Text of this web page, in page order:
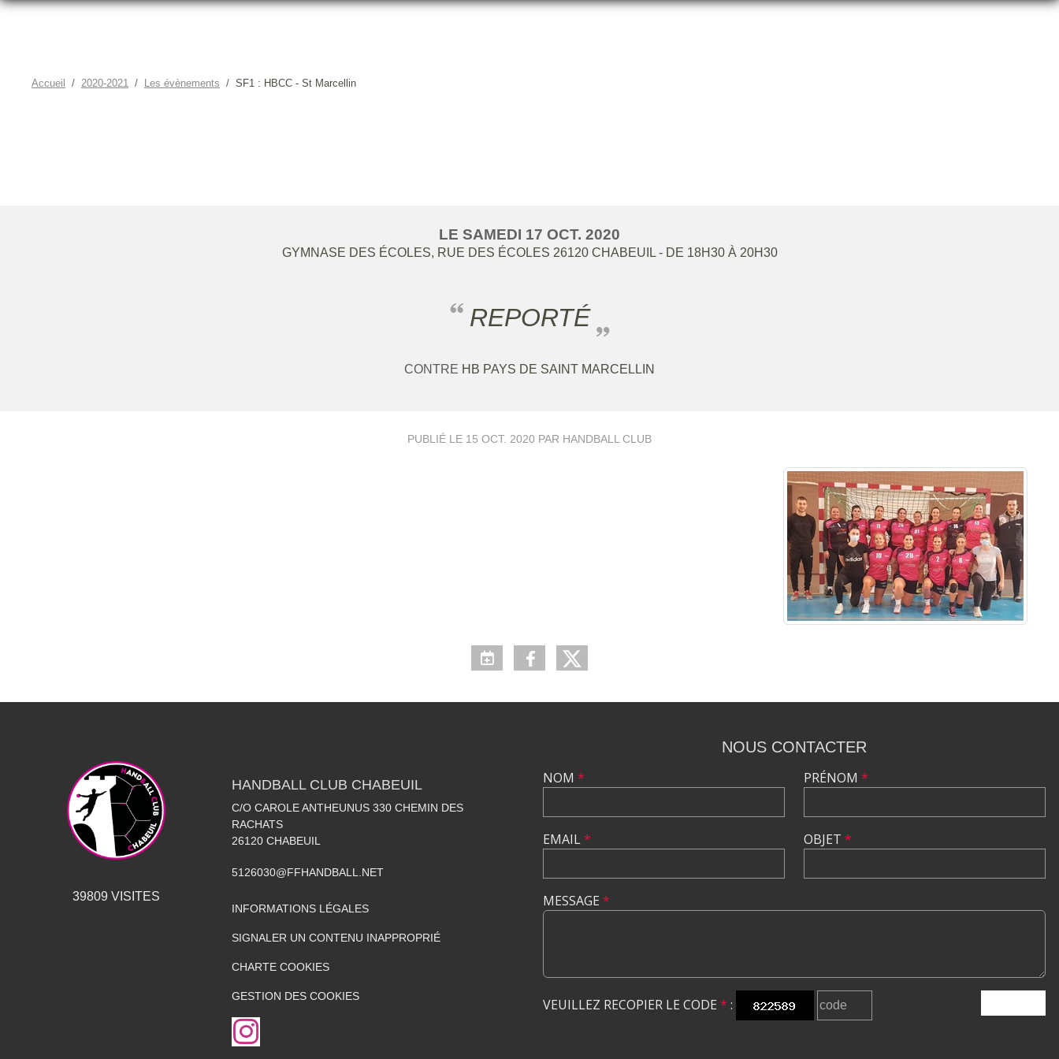
Accueil 2020-2021 Les évènements SF1 : HBCC - St Marcellin
LE SAMEDI 17 OCT. 2020
GYMNASE DES ÉCOLES, RUE DES ÉCOLES 26120 CHABEUIL - DE 18H30 À 20H30
REPORTÉ
CONTRE HB PAYS DE SAINT MARCELLIN
PUBLIÉ LE 15 OCT. 2020 PAR HANDBALL CLUB
39809 VISITES
HANDBALL CLUB CHABEUIL
C/O CAROLE ANTHEUNUS 330 CHEMIN DES
RACHATS
26120 CHABEUIL
5126030@FFHANDBALL.NET
INFORMATIONS LÉGALES
SIGNALER UN CONTENU INAPPROPRIÉ
CHARTE COOKIES
GESTION DES COOKIES
NOUS CONTACTER
NOM *
EMAIL*
PRÉNOM *
OBJET *
MESSAGE *
VEUILLEZ RECOPIER LE CODE * :